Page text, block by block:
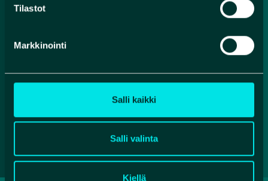
Tilastot
Markkinointi
Salli kaikki
Salli valinta
Kiellä
Facebook
Instagram
YouTube